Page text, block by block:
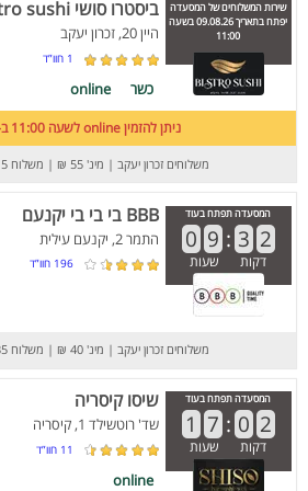
שירות המשלוחים של המסעדה
יפתח בתאריך 09.08.26 בשעה
11:00
ביסטרו סושי Bistro sushi
היין 20, זכרון יעקב
1 חוו”ד
כשר online
ניתן להזמין online לשעה 11:00 ב-09.08.26
משלוחים זכרון יעקב | מינ' 55 ₪ | משלוח 15 ₪
המסעדה תפתח בעוד
0 9 : 3 2
דקות שעות
BBB בי בי בי יקנעם
התמר 2, יקנעם עילית
196 חוו”ד
משלוחים זכרון יעקב | מינ' 40 ₪ | משלוח 35 ₪
המסעדה תפתח בעוד
1 7 : 0 2
דקות שעות
שיסו קיסריה
שד' רוטשילד 1, קיסריה
11 חוו”ד
online